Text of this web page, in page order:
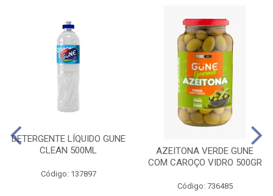
DETERGENTE LÍQUIDO GUNE
CLEAN 500ML
Código: 137897
AZEITONA VERDE GUNE
COM CAROÇO VIDRO 500GR
Código: 736485